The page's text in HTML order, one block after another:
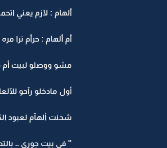
ألهآم : لآزم يعني
أم ألهآم : حرأم ترا
مشو ووصلو لبيت أم
أول مادخلو رآحو
شحنت ألهآم لعبود
" في بيت جوري ..